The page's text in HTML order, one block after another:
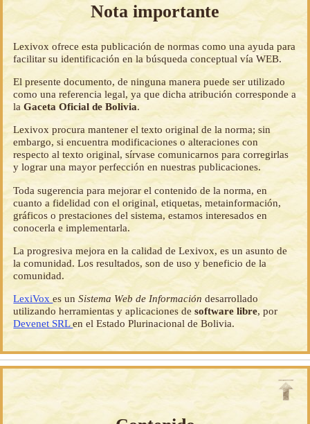
Nota importante
Lexivox ofrece esta publicación de normas como una ayuda para
facilitar su identificación en la búsqueda conceptual vía WEB.
El presente documento, de ninguna manera puede ser utilizado
como una referencia legal, ya que dicha atribución corresponde a
laGaceta Oficial de Bolivia.
Lexivox procura mantener el texto original de la norma; sin
embargo, si encuentra modificaciones o alteraciones con
respecto al texto original, sírvase comunicarnos para corregirlas
y lograr una mayor perfección en nuestras publicaciones.
Toda sugerencia para mejorar el contenido de la norma, en
cuanto a fidelidad con el original, etiquetas, metainformación,
gráficos o prestaciones del sistema, estamos interesados en
conocerla e implementarla.
La progresiva mejora en la calidad de Lexivox, es un asunto de
la comunidad. Los resultados, son de uso y beneficio de la
comunidad.
LexiVoxes unSistema Web de Información desarrollado
utilizando herramientas y aplicaciones desoftware libre, por
Devenet SRLen el Estado Plurinacional de Bolivia.